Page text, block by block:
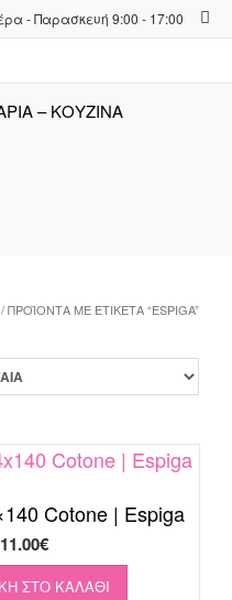
- Παρασκευή 9:00 - 17:00
– ΚΟΥΖΊΝΑ
/ ΠΡΟΪΌΝΤΑ ΜΕ ΕΤΙΚΈΤΑ “ESPIGA”
Cotone | Espiga
11.00€
ΣΤΟ ΚΑΛΆΘΙ